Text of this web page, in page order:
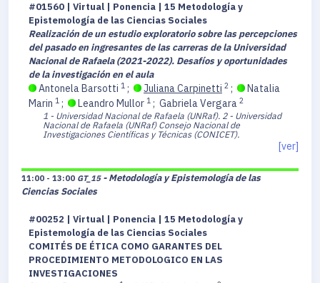
#01560 | Virtual | Ponencia | 15 Metodología y
Epistemología de las Ciencias Sociales
Realización de un estudio exploratorio sobre las percepciones
del pasado en ingresantes de las carreras de la Universidad
Nacional de Rafaela (2021-2022). Desafíos y oportunidades
de la investigación en el aula
Antonela Barsotti 1 ; Juliana Carpinetti 2 ;
Natalia
Marin 1 ; Leandro Mullor 1 ; Gabriela Vergara 2
1 - Universidad Nacional de Rafaela (UNRaf). 2 - Universidad
Nacional de Rafaela (UNRaf) Consejo Nacional de
Investigaciones Científicas y Técnicas (CONICET).
[ver]
11:00 - 13:00 GT_15 - Metodología y Epistemología de las
Ciencias Sociales
#00252 | Virtual | Ponencia | 15 Metodología y
Epistemología de las Ciencias Sociales
COMITÉS DE ÉTICA COMO GARANTES DEL
PROCEDIMIENTO METODOLOGICO EN LAS
INVESTIGACIONES